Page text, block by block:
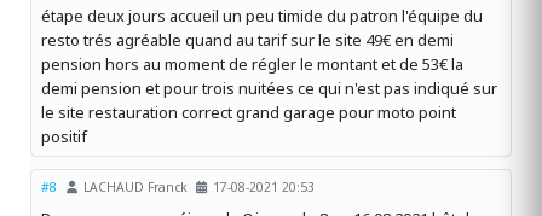
étape deux jours accueil un peu timide du patron l'équipe du
resto trés agréable quand au tarif sur le site 49€ en demi
pension hors au moment de régler le montant et de 53€ la
demi pension et pour trois nuitées ce qui n'est pas indiqué sur
le site restauration correct grand garage pour moto point
positif
#8 LACHAUD Franck 17-08-2021 20:53